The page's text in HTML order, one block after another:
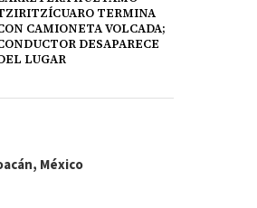
TERMINA
CAMIONETA VOLCADA;
DESAPARECE
LUGAR
México